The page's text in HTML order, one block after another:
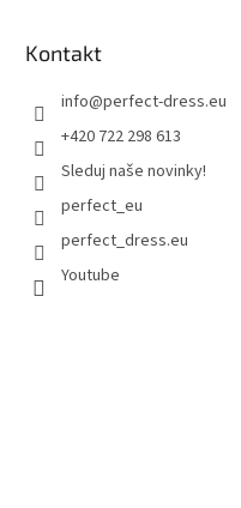
Kontakt
info@perfect-dress.eu
+420 722 298 613
Sleduj naše novinky!
perfect_eu
perfect_dress.eu
Youtube